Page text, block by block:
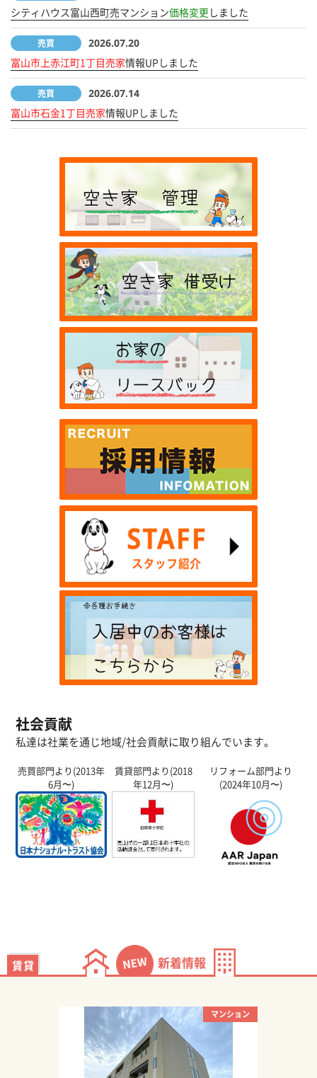
シティハウス富山西町売マンション価格変更 しました
売買 2026.07.20
富山市上赤江町1丁目売家情報UPしました
売買 2026.07.14
富山市石金1丁目売家情報UPしました
社会貢献
私達は社業を通じ地域/社会貢献に取り組んでいます。
売買部門より(2013年
6月〜)
賃貸部門より(2018
年12月〜)
リフォーム部門より
(2024年10月〜)
賃 貸 新着情報
マンション